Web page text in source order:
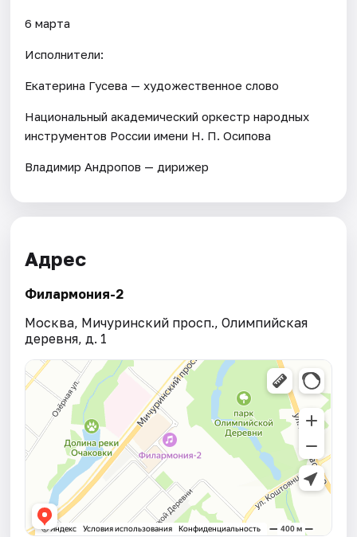
6 марта
Исполнители:
Екатерина Гусева — художественное слово
Национальный академический оркестр народных
инструментов России имени Н. П. Осипова
Владимир Андропов — дирижер
Адрес
Филармония-2
Москва, Мичуринский просп., Олимпийская
деревня, д. 1